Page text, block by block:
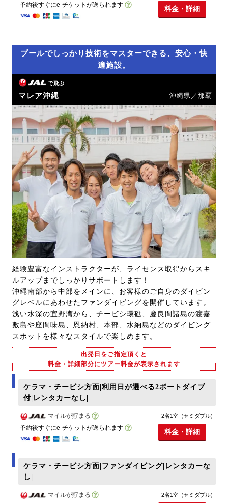
予約後すぐにe-チケットが送られます
料金・詳細
プールでしっかり技術をマスターできる、安心・快
適施設。
で飛ぶ
マレア沖縄 沖縄県／那覇
経験豊富なインストラクターが、ライセンス取得からスキ
ルアップまでしっかりサポートします！
沖縄南部から中部をメインに、お客様のご自身のダイビン
グレベルにあわせたファンダイビングを開催しています。
浅い水深の宜野湾から、チービシ環礁、慶良間諸島の渡嘉
敷島や座間味島、恩納村、本部、水納島などのダイビング
スポットを様々なスタイルで楽しめます。
出発日をご指定頂くと
料金・詳細部分にツアー料金が表示されます
ケラマ・チービシ方面|利用日が選べる2ボートダイブ
付|レンタカーなし|
マイルが貯まる
予約後すぐにe-チケットが送られます
2名1室（セミダブル）
料金・詳細
ケラマ・チービシ方面|ファンダイビング|レンタカーな
し|
マイルが貯まる
2名1室（セミダブル）